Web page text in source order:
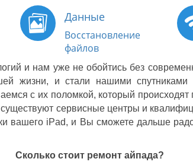
Данные
Восстановление
файлов
и нам уже не обойтись без
жизни, и стали нашими
с их поломкой, который
существуют сервисные центры и
вашего iPad, и Вы сможете дальше
Сколько стоит ремонт айпада?